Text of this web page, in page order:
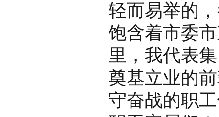
轻而易举的
饱含着市委
里，我代表
奠基立业的
守奋战的职